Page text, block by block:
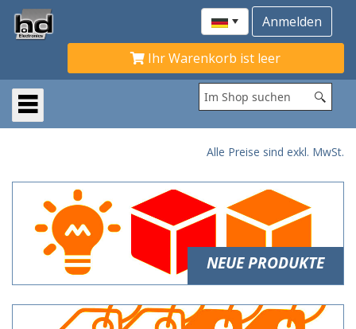
Ihr Warenkorb ist leer
Alle Preise sind exkl. MwSt.
NEUE PRODUKTE